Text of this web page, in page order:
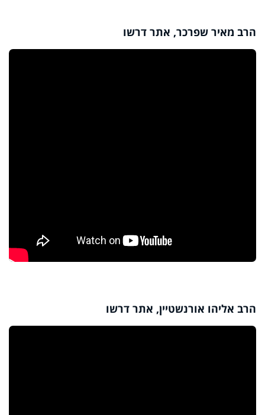
הרב מאיר שפרכר, אתר דרשו
הרב אליהו אורנשטיין, אתר דרשו